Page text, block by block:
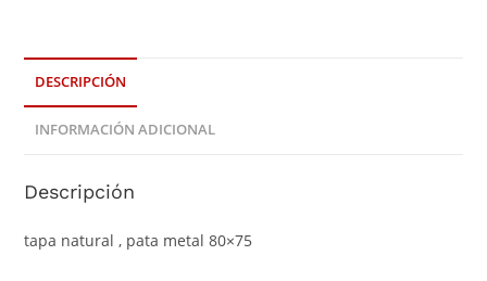
DESCRIPCIÓN
INFORMACIÓN ADICIONAL
Descripción
tapa natural , pata metal 80×75